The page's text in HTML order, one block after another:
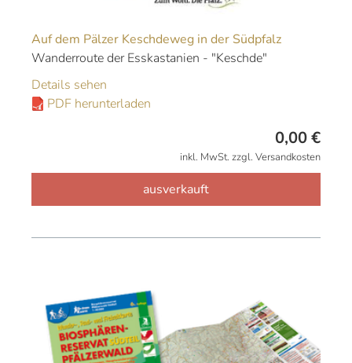
Auf dem Pälzer Keschdeweg in der Südpfalz
Wanderroute der Esskastanien - "Keschde"
Details sehen
PDF herunterladen
0,00€
inkl. MwSt. zzgl. Versandkosten
ausverkauft